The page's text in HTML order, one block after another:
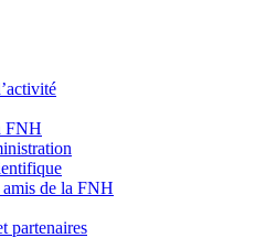
FNH
de la FNH
partenaires